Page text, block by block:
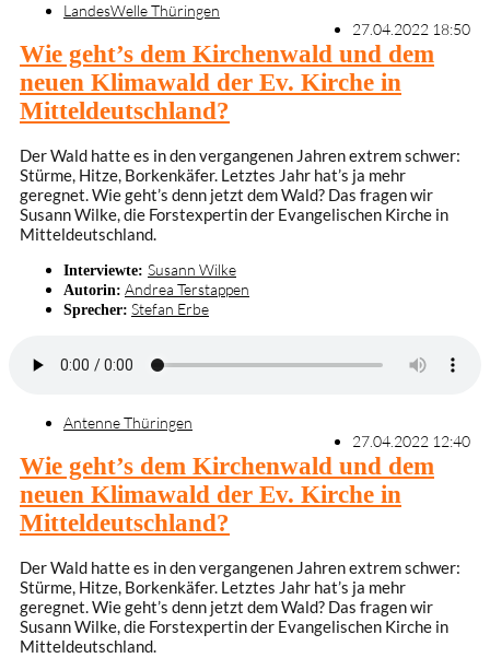
LandesWelle Thüringen
27.04.2022 18:50
Wie geht’s dem Kirchenwald und dem
neuen Klimawald der Ev. Kirche in
Mitteldeutschland?
Der Wald hatte es in den vergangenen Jahren extrem schwer:
Stürme, Hitze, Borkenkäfer. Letztes Jahr hat’s ja mehr
geregnet. Wie geht’s denn jetzt dem Wald? Das fragen wir
Susann Wilke, die Forstexpertin der Evangelischen Kirche in
Mitteldeutschland.
Interviewte: Susann Wilke
Autorin: Andrea Terstappen
Sprecher: Stefan Erbe
Antenne Thüringen
27.04.2022 12:40
Wie geht’s dem Kirchenwald und dem
neuen Klimawald der Ev. Kirche in
Mitteldeutschland?
Der Wald hatte es in den vergangenen Jahren extrem schwer:
Stürme, Hitze, Borkenkäfer. Letztes Jahr hat’s ja mehr
geregnet. Wie geht’s denn jetzt dem Wald? Das fragen wir
Susann Wilke, die Forstexpertin der Evangelischen Kirche in
Mitteldeutschland.